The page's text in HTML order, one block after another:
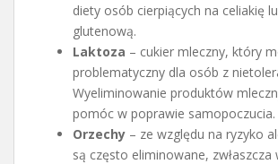
diety osób cierpiących na celiakię
glutenową.
Laktoza – cukier mleczny, który
problematyczny dla osób z
Wyeliminowanie produktów
pomóc w poprawie samopoczucia.
Orzechy – ze względu na ryzyko
są często eliminowane, zwłaszcza